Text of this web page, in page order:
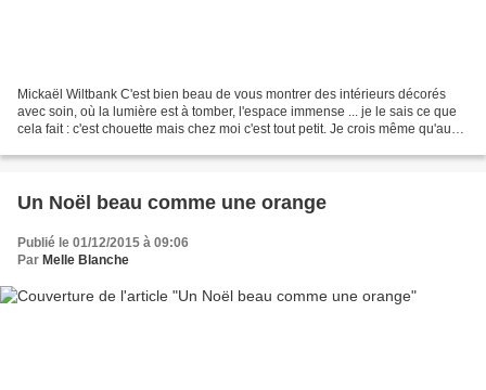
Mickaël Wiltbank C'est bien beau de vous montrer des intérieurs décorés
avec soin, où la lumière est à tomber, l'espace immense ... je le sais ce que
cela fait : c'est chouette mais chez moi c'est tout petit. Je crois même qu'au
Un Noël beau comme une orange
Publié le 01/12/2015 à 09:06
Par Melle Blanche